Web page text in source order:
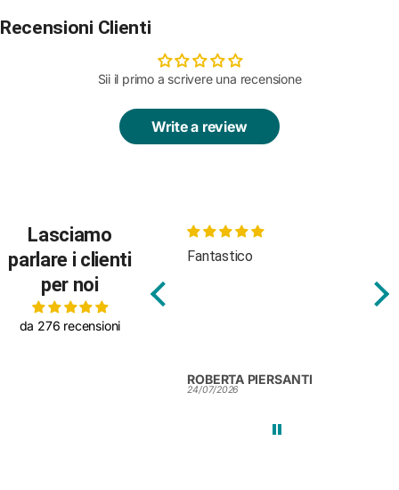
Recensioni Clienti
Sii il primo a scrivere una recensione
Write a review
Lasciamo
parlare i clienti
per noi
da 276 recensioni
Bellissimo e personale
attentissimo
Fantastico
ROBERTA PIERSANTI
24/07/2026